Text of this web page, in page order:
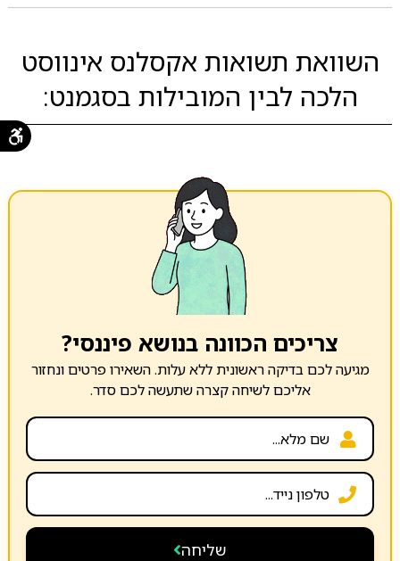
השוואת תשואות אקסלנס אינווסט
הלכה לבין המובילות בסגמנט:
צריכים הכוונה בנושא פיננסי?
מגיעה לכם בדיקה ראשונית ללא עלות. השאירו פרטים ונחזור
אליכם לשיחה קצרה שתעשה לכם סדר.
שליחה